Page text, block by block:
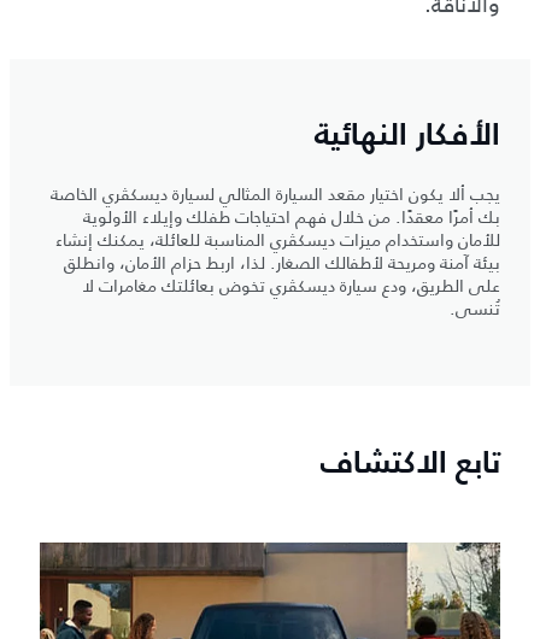
الأفكار النهائية
يجب ألا يكون اختيار مقعد السيارة المثالي لسيارة ديسكڤري الخاصة
بك أمرًا معقدًا. من خلال فهم احتياجات طفلك وإيلاء الأولوية
للأمان واستخدام ميزات ديسكڤري المناسبة للعائلة، يمكنك إنشاء
بيئة آمنة ومريحة لأطفالك الصغار. لذا، اربط حزام الأمان، وانطلق
على الطريق، ودع سيارة ديسكڤري تخوض بعائلتك مغامرات لا
تُنسى.
تابع الاكتشاف